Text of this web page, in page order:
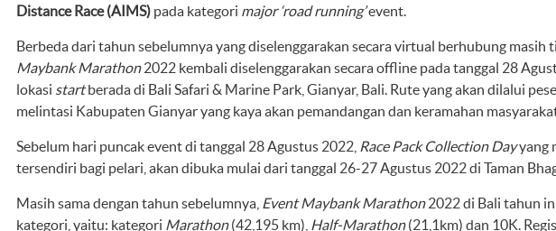
Distance Race (AIMS) pada kategori major ‘road running’event.
Berbeda dari tahun sebelumnya yang diselenggarakan secara virtual berhubung masih
Maybank Marathon2022 kembali diselenggarakan secara offline pada tanggal 28
lokasi startberada di Bali Safari & Marine Park, Gianyar, Bali. Rute yang akan dilalui
melintasi Kabupaten Gianyar yang kaya akan pemandangan dan keramahan
Sebelum hari puncak event di tanggal 28 Agustus 2022, Race Pack Collection Dayyang
tersendiri bagi pelari, akan dibuka mulai dari tanggal 26-27 Agustus 2022 di Taman
Masih sama dengan tahun sebelumnya, Event Maybank Marathon2022 di Bali tahun
kategori, yaitu: kategori Marathon(42,195 km), Half-Marathon(21,1km) dan 10K.